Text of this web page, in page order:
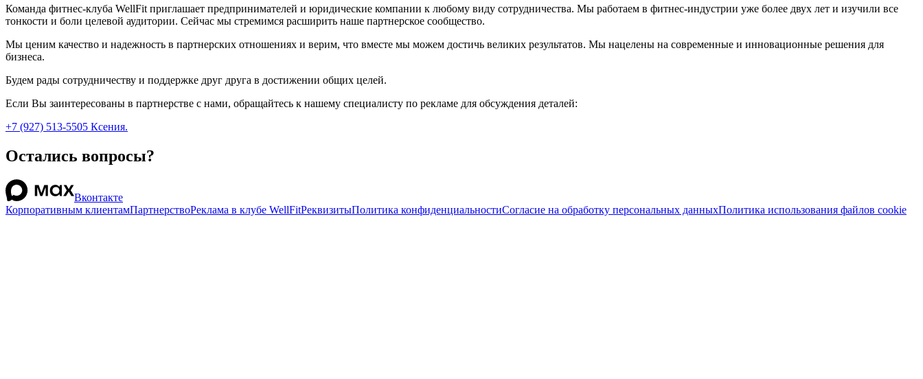
Команда фитнес-клуба WellFit приглашает предпринимателей и юридические компании к любому виду сотрудничества. Мы работаем в фитнес-индустрии уже более двух лет и изучили все
тонкости и боли целевой аудитории. Сейчас мы стремимся расширить наше партнерское сообщество.
Мы ценим качество и надежность в партнерских отношениях и верим, что вместе мы можем достичь великих результатов. Мы нацелены на современные и инновационные решения для
бизнеса.
Будем рады сотрудничеству и поддержке друг друга в достижении общих целей.
Если Вы заинтересованы в партнерстве с нами, обращайтесь к нашему специалисту по рекламе для обсуждения деталей:
+7 (927) 513-5505 Ксения.
Остались вопросы?
Вконтакте
Корпоративным клиентамПартнерствоРеклама в клубе WellFitРеквизитыПолитика конфиденциальностиСогласие на обработку персональных данныхПолитика использования файлов cookie